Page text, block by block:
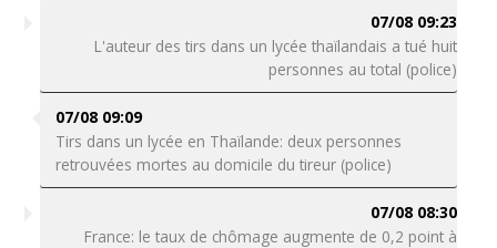
07/08 09:23
L'auteur des tirs dans un lycée thaïlandais a tué huit
personnes au total (police)
07/08 09:09
Tirs dans un lycée en Thaïlande: deux personnes
retrouvées mortes au domicile du tireur (police)
07/08 08:30
France: le taux de chômage augmente de 0,2 point à